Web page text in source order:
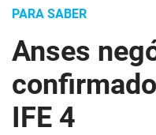
PARA SABER
Anses
IFE 4